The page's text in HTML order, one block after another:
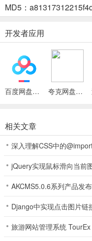
价格政策优势突出，可为客
华通汇(智能采购平台
1、华通汇是广西华御堂药
2、能帮客户实现智能采购
3、整合丰富渠道资源，价
在物流行业中，了解不同物
自己的物流服务。华通汇达
处于什么水平，运输效率如
紧急快件的快速送达，还
你在众多物流选择中做出明
达目的地，为你的物流运输
MD5：
开发者应用
百度网盘绿色免安装Pc电脑版 夸克网盘官方正式版
相关文章
深入理解CSS中的
jQuery实现鼠标滑向当前
AKCMS5.0.6系列产品发布
Django中实现点击图片链
旅游网站管理系统